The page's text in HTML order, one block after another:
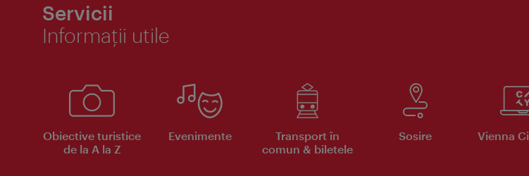
Servicii
Informaţii utile
Obiective turistice
de la A la Z
Evenimente
Transport în
comun & biletele
Sosire Vienna